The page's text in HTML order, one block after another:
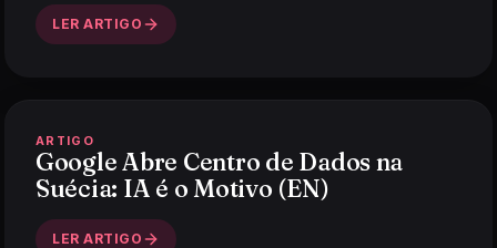
LER ARTIGO
ARTIGO
Google Abre Centro de Dados na
Suécia: IA é o Motivo (EN)
LER ARTIGO